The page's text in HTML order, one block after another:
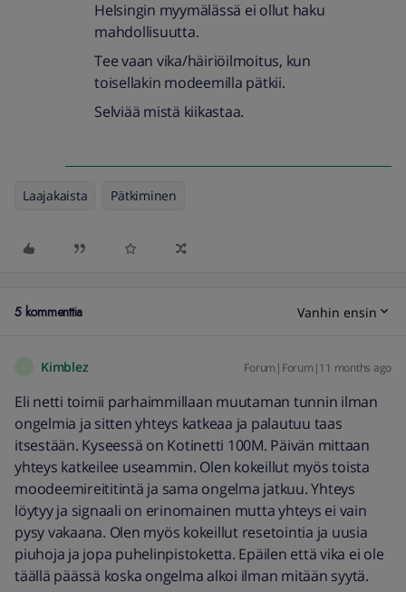
Helsingin myymälässä ei ollut haku
mahdollisuutta.
Tee vaan vika/häiriöilmoitus, kun
toisellakin modeemilla pätkii.
Selviää mistä kiikastaa.
Laajakaista Pätkiminen
5 kommenttia Vanhin ensin
Kimblez Forum|Forum|11 months ago
Eli netti toimii parhaimmillaan muutaman tunnin ilman
ongelmia ja sitten yhteys katkeaa ja palautuu taas
itsestään. Kyseessä on Kotinetti 100M. Päivän mittaan
yhteys katkeilee useammin. Olen kokeillut myös toista
moodeemireititintä ja sama ongelma jatkuu. Yhteys
löytyy ja signaali on erinomainen mutta yhteys ei vain
pysy vakaana. Olen myös kokeillut resetointia ja uusia
piuhoja ja jopa puhelinpistoketta. Epäilen että vika ei ole
täällä päässä koska ongelma alkoi ilman mitään syytä.